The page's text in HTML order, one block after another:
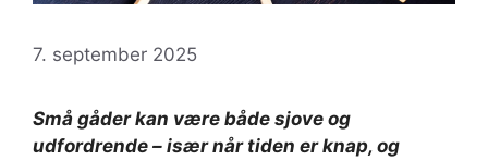
7. september 2025
Små gåder kan være både sjove og
udfordrende – især når tiden er knap, og